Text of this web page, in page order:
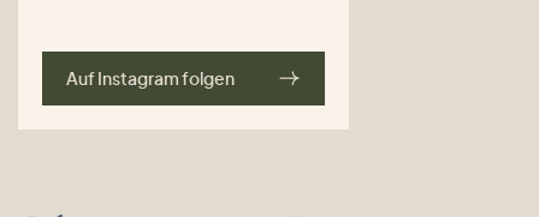
Auf Instagram folgen